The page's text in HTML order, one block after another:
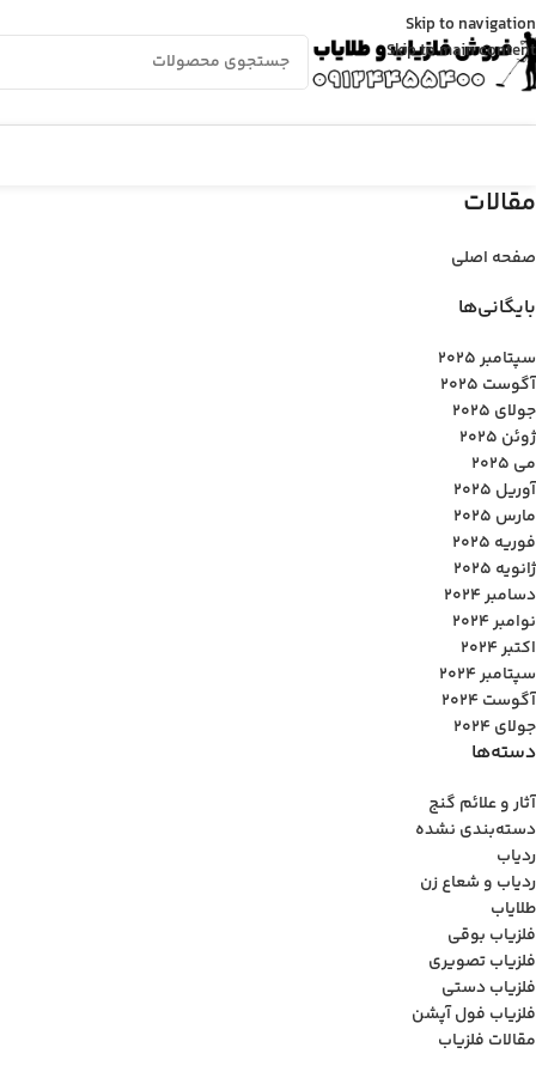
Skip to navigation
Skip to main content
مقالات
صفحه اصلی
بایگانی‌ها
سپتامبر 2025
آگوست 2025
جولای 2025
ژوئن 2025
می 2025
آوریل 2025
مارس 2025
فوریه 2025
ژانویه 2025
دسامبر 2024
نوامبر 2024
اکتبر 2024
سپتامبر 2024
آگوست 2024
جولای 2024
دسته‌ها
آثار و علائم گنج
دسته‌بندی نشده
ردیاب
ردیاب و شعاع زن
طلایاب
فلزیاب بوقی
فلزیاب تصویری
فلزیاب دستی
فلزیاب فول آپشن
مقالات فلزیاب